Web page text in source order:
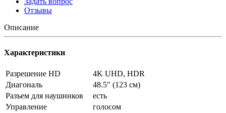
Отзывы
Описание
Характеристики
Разрешение HD
4K UHD, HDR
Диагональ
48.5" (123 см)
Разъем для наушников
есть
Управление
голосом